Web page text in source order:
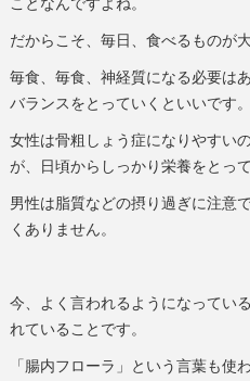
だからこそ、毎日、食べるものが大
毎食、毎食、神経質になる必要は
バランスをとっていくといいです。
女性は骨粗しょう症になりやすい
が、日頃からしっかり栄養をとっ
男性は脂質などの摂り過ぎに注意
くありません。
今、よく言われるようになってい
れていることです。
「腸内フローラ」という言葉も使